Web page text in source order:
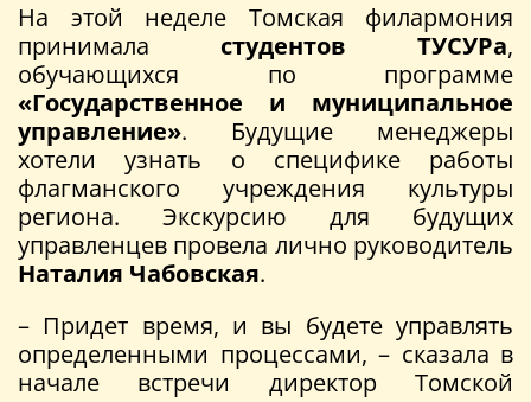
На этой неделе Томская филармония
принимала студентов ТУСУРа,
обучающихся по программе
«Государственное и муниципальное
управление». Будущие менеджеры
хотели узнать о специфике работы
флагманского учреждения культуры
региона. Экскурсию для будущих
управленцев провела лично руководитель
Наталия Чабовская.
– Придет время, и вы будете управлять
определенными процессами, – сказала в
начале встречи директор Томской